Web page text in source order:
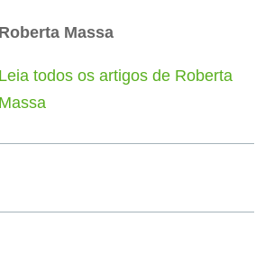
Roberta Massa
Leia todos os artigos de Roberta
Massa